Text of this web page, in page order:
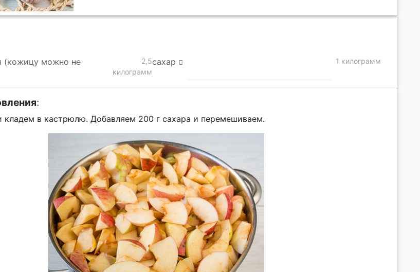
(кожицу можно не
2,5
килограмм
сахар 1 килограмм
:
кладем в кастрюлю. Добавляем 200 г сахара и перемешиваем.